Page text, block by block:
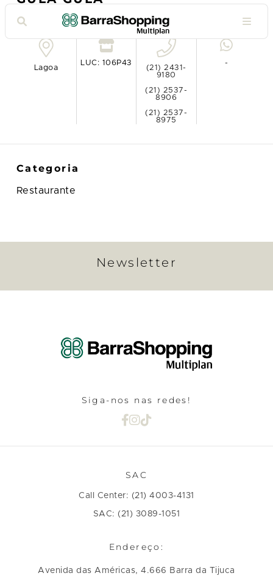
Ver no mapa
Lagoa
LUC: 106P43
(21) 2431-
9180
(21) 2537-
8906
(21) 2537-
8975
-
Categoria
Restaurante
Newsletter
Siga-nos nas redes!
SAC
Call Center: (21) 4003-4131
SAC: (21) 3089-1051
Endereço:
Avenida das Américas, 4.666 Barra da Tijuca